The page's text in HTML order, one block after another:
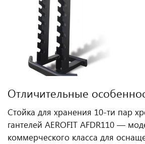
Отличительные
Стойка для хранения 10-ти пар
гантелей AEROFIT AFDR110 —
коммерческого класса для